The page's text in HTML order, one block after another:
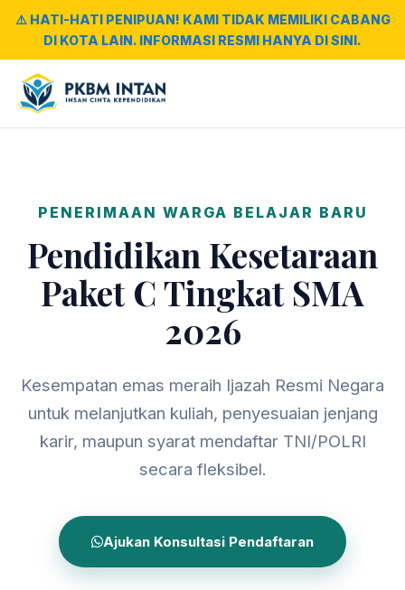
⚠️ HATI-HATI PENIPUAN! KAMI TIDAK MEMILIKI CABANG
DI KOTA LAIN. INFORMASI RESMI HANYA DI SINI.
PENERIMAAN WARGA BELAJAR BARU
Pendidikan Kesetaraan
Paket C Tingkat SMA
2026
Kesempatan emas meraih Ijazah Resmi Negara
untuk melanjutkan kuliah, penyesuaian jenjang
karir, maupun syarat mendaftar TNI/POLRI
secara fleksibel.
Ajukan Konsultasi Pendaftaran